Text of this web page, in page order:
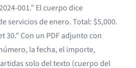
001.” El cuerpo dice
servicios de enero. Total: $5,000.
30.” Con un PDF adjunto con
la fecha, el importe,
solo del texto (cuerpo del